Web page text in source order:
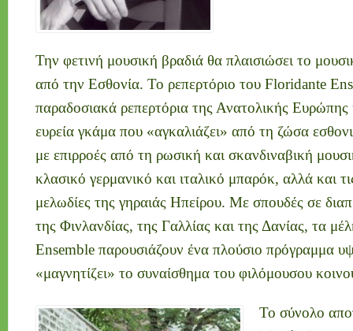
Την φετινή μουσική βραδιά θα πλαισιώσει το
από την Εσθονία. To ρεπερτόριο του Floridante
παραδοσιακά ρεπερτόρια της Ανατολικής Ευρώπης
ευρεία γκάμα που «αγκαλιάζει» από τη ζώσα
με επιρροές από τη ρωσική και σκανδιναβική
κλασικό γερμανικό και ιταλικό μπαρόκ, αλλά και
μελωδίες της γηραιάς Ηπείρου. Με σπουδές σε
της Φινλανδίας, της Γαλλίας και της Δανίας, τα
Ensemble παρουσιάζουν ένα πλούσιο πρόγραμμα
«μαγνητίζει» το συναίσθημα του φιλόμουσου
Το σύνολο